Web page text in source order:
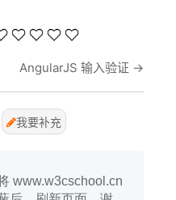
AngularJS 输入验证 →
我要补充
www.w3cschool.cn